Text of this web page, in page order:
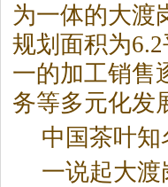
为一体的大渡
规划面积为
一的加工销售
务等多元化发
中国茶叶知
一说起大